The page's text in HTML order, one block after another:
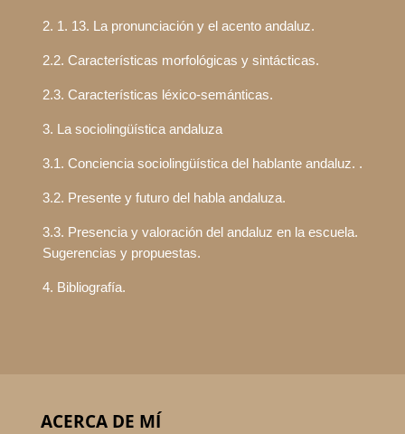
2. 1. 13. La pronunciación y el acento andaluz.
2.2. Características morfológicas y sintácticas.
2.3. Características léxico‑semánticas.
3. La sociolingüística andaluza
3.1. Conciencia sociolingüística del hablante andaluz. .
3.2. Presente y futuro del habla andaluza.
3.3. Presencia y valoración del andaluz en la escuela.
Sugerencias y propuestas.
4. Bibliografía.
ACERCA DE MÍ